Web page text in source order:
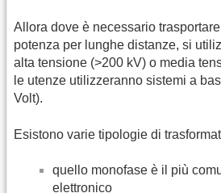
Allora dove è necessario
potenza per lunghe distanze, si
alta tensione (>200 kV) o media
le utenze utilizzeranno sistemi a
Volt).
Esistono varie tipologie di
quello monofase è il più
elettronico